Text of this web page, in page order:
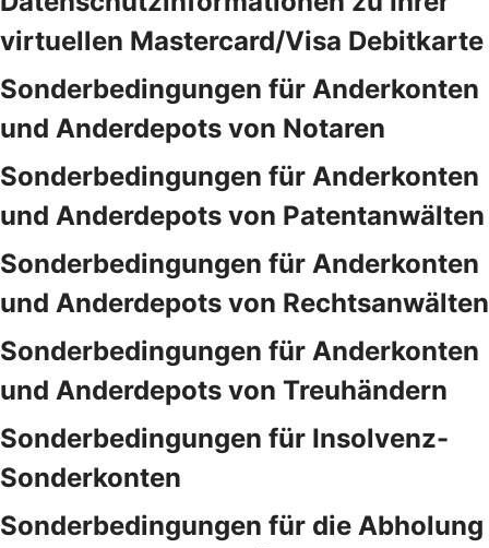
virtuellen Mastercard/Visa Debitkarte
Sonderbedingungen für Anderkonten
und Anderdepots von Notaren
Sonderbedingungen für Anderkonten
und Anderdepots von Patentanwälten
Sonderbedingungen für Anderkonten
und Anderdepots von Rechtsanwälten
Sonderbedingungen für Anderkonten
und Anderdepots von Treuhändern
Sonderbedingungen für Insolvenz-
Sonderkonten
Sonderbedingungen für die Abholung